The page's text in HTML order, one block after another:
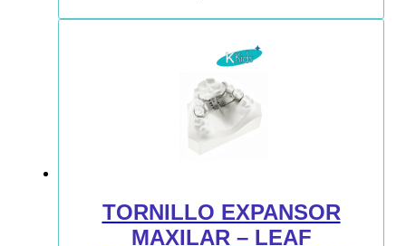
TORNILLO EXPANSOR
MAXILAR – LEAF